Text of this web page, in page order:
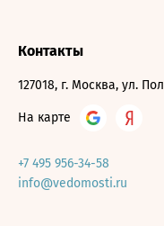
Контакты
127018, г. Москва, ул.
На карте
+7 495 956-34-58
info@vedomosti.ru